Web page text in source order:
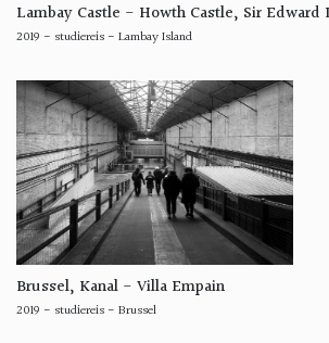
Lambay Castle - Howth Castle, Sir Edward
2019 - studiereis - Lambay Island
Brussel, Kanal - Villa Empain
2019 - studiereis - Brussel